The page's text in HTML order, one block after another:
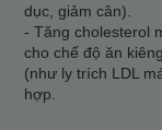
dục, giảm cân).
- Tăng cholesterol
cho chế độ ăn
(như ly trích LDL
hợp.